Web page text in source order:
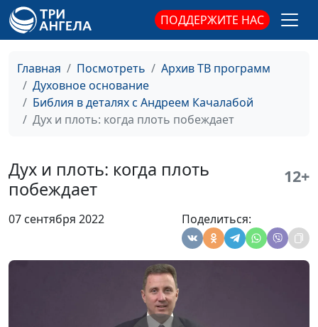
ПОДДЕРЖИТЕ НАС
Главная Посмотреть
Архив ТВ программ
Духовное основание
Библия в деталях с Андреем Качалабой
Дух и плоть: когда плоть побеждает
Дух и плоть: когда плоть
побеждает
12+
07 сентября 2022 Поделиться:
Почему мы лезем в
Три способа услышать
голос Бога в своей
жизни
священнослужитель
молитвы людей?
Пожелания на Новый
Андрей Качалаба,
#81
Андрей Качалаба,